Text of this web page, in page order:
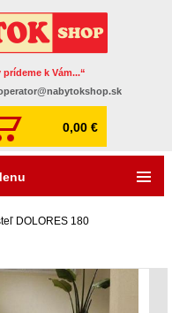
k Vám...“
0,00 €
DOLORES 180